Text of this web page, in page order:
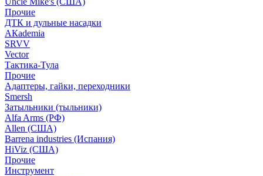
Прочие
ДТК и дульные насадки
АКademia
SRVV
Vector
Тактика-Тула
Прочие
Адаптеры, гайки, переходники
Smersh
Затыльники (тыльники)
Alfa Arms (РФ)
Allen (США)
Barrena industries (Испания)
HiViz (США)
Прочие
Инструмент